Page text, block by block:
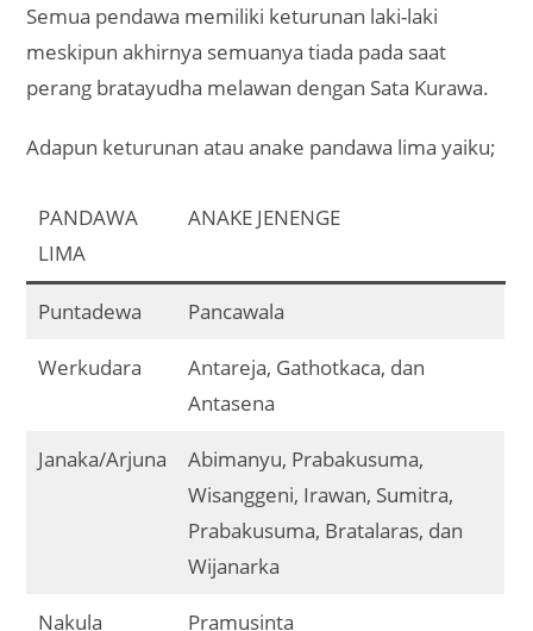
Semua pendawa memiliki keturunan laki-laki
meskipun akhirnya semuanya tiada pada saat
perang bratayudha melawan dengan Sata Kurawa.
Adapun keturunan atau anake pandawa lima yaiku;
PANDAWA
LIMA
ANAKE JENENGE
Puntadewa Pancawala
Werkudara
Antareja, Gathotkaca, dan
Antasena
Janaka/Arjuna
Abimanyu, Prabakusuma,
Wisanggeni, Irawan, Sumitra,
Prabakusuma, Bratalaras, dan
Wijanarka
Nakula Pramusinta